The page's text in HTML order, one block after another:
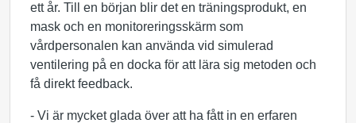
ett år. Till en början blir det en träningsprodukt, en
mask och en monitoreringsskärm som
vårdpersonalen kan använda vid simulerad
ventilering på en docka för att lära sig metoden och
få direkt feedback.
- Vi är mycket glada över att ha fått in en erfaren